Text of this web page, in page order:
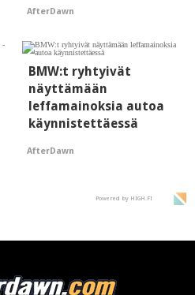
AfterDawn
BMW:t ryhtyivät
näyttämään
leffamainoksia autoa
käynnistettäessä
AfterDawn
Powered by HIGH.FI